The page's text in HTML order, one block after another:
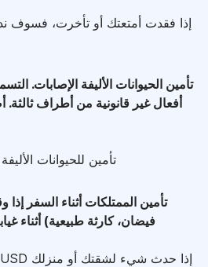
تأمين الحيوانات الأليفة الإصابات.
أفعال غير قانونية من أطراف ثالثة.
تأمين للحيوانات
تأمين الممتلكات أثناء السفر إذا
فيضان، كارثة طبيعية) أثناء